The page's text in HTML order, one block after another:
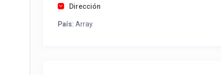
Dirección
País: Array